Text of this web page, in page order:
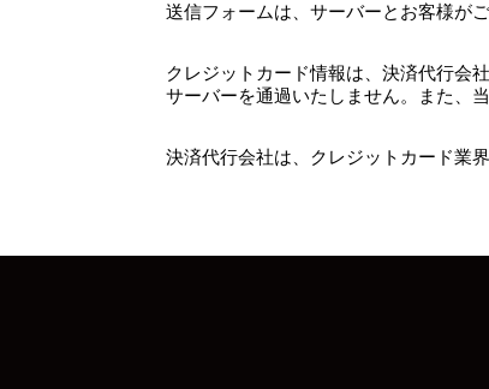
送信フォームは、サーバーとお客様が
クレジットカード情報は、決済代行会
サーバーを通過いたしません。また、
決済代行会社は、クレジットカード業